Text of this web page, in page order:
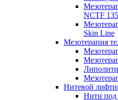
NCTF
Skin Line
Мезотерапия
Нитевой
Нити под